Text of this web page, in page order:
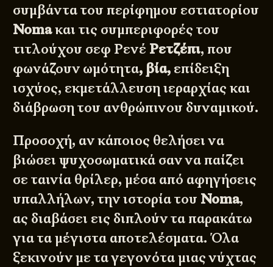
συμβάντα του περίφημου εστιατορίου
Nomaκαι τις συμπεριφορές του
τιτλούχου σεφ Ρενέ Ρετζέπι, που
φωνάζουν ωμότητα, βία, επίδειξη
ισχύος, εκμετάλλευση ιεραρχίας και
διάβρωση του ανθρώπινου δυναμικού.
Προσοχή, αν κάποιος θελήσει να
βιώσει ψυχοσωματικά σαν να παίζει
σε ταινία θρίλερ, μέσα από αφηγήσεις
υπαλλήλων, την ιστορία του Noma,
ας διαβάσει εις διπλούν τα παρακάτω
για τα μέγιστα αποτελέσματα. Όλα
ξεκινούν με τα γεγονότα μιας νύχτας